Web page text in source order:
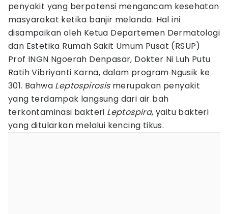
penyakit yang berpotensi mengancam kesehatan
masyarakat ketika banjir melanda. Hal ini
disampaikan oleh Ketua Departemen Dermatologi
dan Estetika Rumah Sakit Umum Pusat (RSUP)
Prof INGN Ngoerah Denpasar, Dokter Ni Luh Putu
Ratih Vibriyanti Karna, dalam program Ngusik ke
301. Bahwa Leptospirosismerupakan penyakit
yang terdampak langsung dari air bah
terkontaminasi bakteri Leptospira, yaitu bakteri
yang ditularkan melalui kencing tikus.